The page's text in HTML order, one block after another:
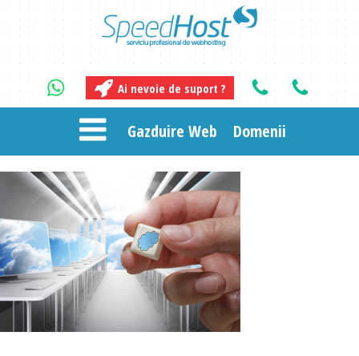
Ai nevoie de suport ?
Gazduire Web Domenii